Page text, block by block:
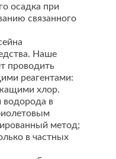
осадка при
связанного
Наше
проводить
реагентами:
хлор.
водорода в
метод;
в частных